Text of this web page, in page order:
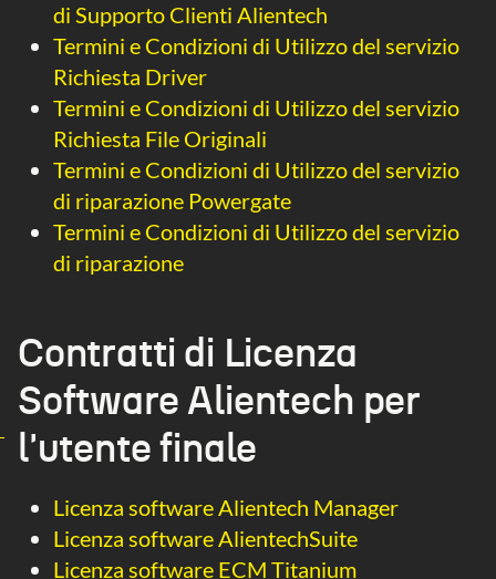
di Supporto Clienti Alientech
Termini e Condizioni di Utilizzo del servizio
Richiesta Driver
Termini e Condizioni di Utilizzo del servizio
Richiesta File Originali
Termini e Condizioni di Utilizzo del servizio
di riparazione Powergate
Termini e Condizioni di Utilizzo del servizio
di riparazione
Contratti di Licenza
Software Alientech per
l'utente finale
Licenza software Alientech Manager
Licenza software AlientechSuite
Licenza software ECM Titanium